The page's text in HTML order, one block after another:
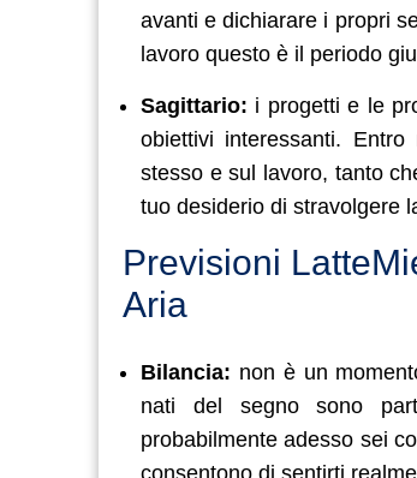
avanti e dichiarare i propri
lavoro questo è il periodo
Sagittario: i progetti e le
obiettivi interessanti.
stesso e sul lavoro, tanto
tuo desiderio di stravolgere
Previsioni
Aria
Bilancia: non è un
nati del segno sono
probabilmente adesso sei
consentono di sentirti